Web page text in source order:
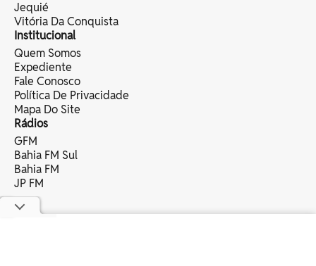
Jequié
Vitória Da Conquista
Institucional
Quem Somos
Expediente
Fale Conosco
Política De Privacidade
Mapa Do Site
Rádios
GFM
Bahia FM Sul
Bahia FM
JP FM